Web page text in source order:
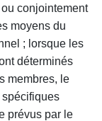
conjointement
moyens du
; lorsque les
déterminés
membres, le
spécifiques
prévus par le